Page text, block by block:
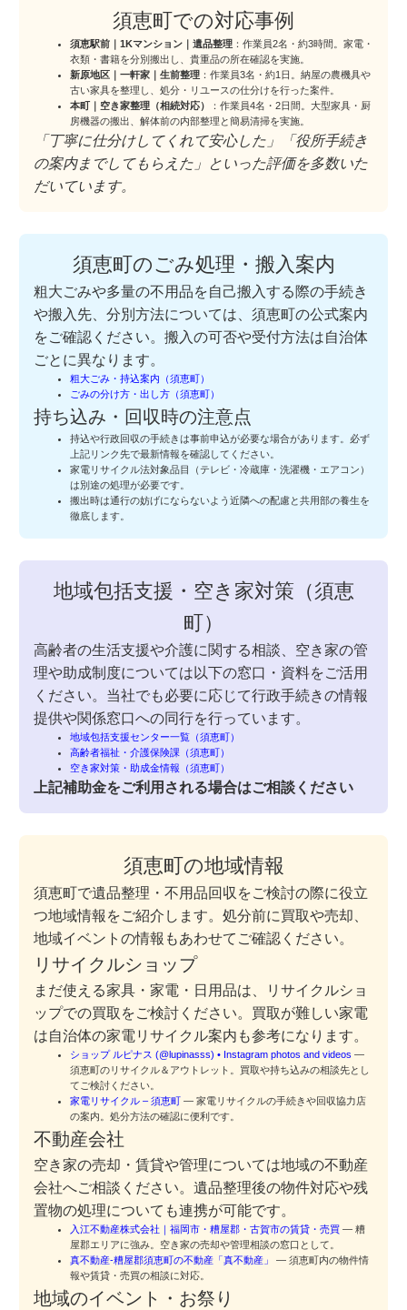
須恵町での対応事例
須恵駅前｜1Kマンション｜遺品整理 ：作業員2名・約3時間。家電・
衣類・書籍を分別搬出し、貴重品の所在確認を実施。
新原地区｜一軒家｜生前整理 ：作業員3名・約1日。納屋の農機具や
古い家具を整理し、処分・リユースの仕分けを行った案件。
本町｜空き家整理（相続対応）
：作業員4名・2日間。大型家具・厨
房機器の搬出、解体前の内部整理と簡易清掃を実施。
「丁寧に仕分けしてくれて安心した」「役所手続き
の案内までしてもらえた」といった評価を多数いた
だいています。
須恵町のごみ処理・搬入案内
粗大ごみや多量の不用品を自己搬入する際の手続き
や搬入先、分別方法については、須恵町の公式案内
をご確認ください。搬入の可否や受付方法は自治体
ごとに異なります。
粗大ごみ・持込案内（須恵町）
ごみの分け方・出し方（須恵町）
持ち込み・回収時の注意点
持込や行政回収の手続きは事前申込が必要な場合があります。必ず
上記リンク先で最新情報を確認してください。
家電リサイクル法対象品目（テレビ・冷蔵庫・洗濯機・エアコン）
は別途の処理が必要です。
搬出時は通行の妨げにならないよう近隣への配慮と共用部の養生を
徹底します。
地域包括支援・空き家対策（須恵
町）
高齢者の生活支援や介護に関する相談、空き家の管
理や助成制度については以下の窓口・資料をご活用
ください。当社でも必要に応じて行政手続きの情報
提供や関係窓口への同行を行っています。
地域包括支援センター一覧（須恵町）
高齢者福祉・介護保険課（須恵町）
空き家対策・助成金情報（須恵町）
上記補助金をご利用される場合はご相談ください
須恵町の地域情報
須恵町で遺品整理・不用品回収をご検討の際に役立
つ地域情報をご紹介します。処分前に買取や売却、
地域イベントの情報もあわせてご確認ください。
リサイクルショップ
まだ使える家具・家電・日用品は、リサイクルショ
ップでの買取をご検討ください。買取が難しい家電
は自治体の家電リサイクル案内も参考になります。
ショップ ルピナス (@lupinasss) • Instagram photos and videos —
須恵町のリサイクル＆アウトレット。買取や持ち込みの相談先とし
てご検討ください。
家電リサイクル – 須恵町 — 家電リサイクルの手続きや回収協力店
の案内。処分方法の確認に便利です。
不動産会社
空き家の売却・賃貸や管理については地域の不動産
会社へご相談ください。遺品整理後の物件対応や残
置物の処理についても連携が可能です。
入江不動産株式会社｜福岡市・糟屋郡・古賀市の賃貸・売買 — 糟
屋郡エリアに強み。空き家の売却や管理相談の窓口として。
真不動産-糟屋郡須恵町の不動産「真不動産」
— 須恵町内の物件情
報や賃貸・売買の相談に対応。
地域のイベント・お祭り